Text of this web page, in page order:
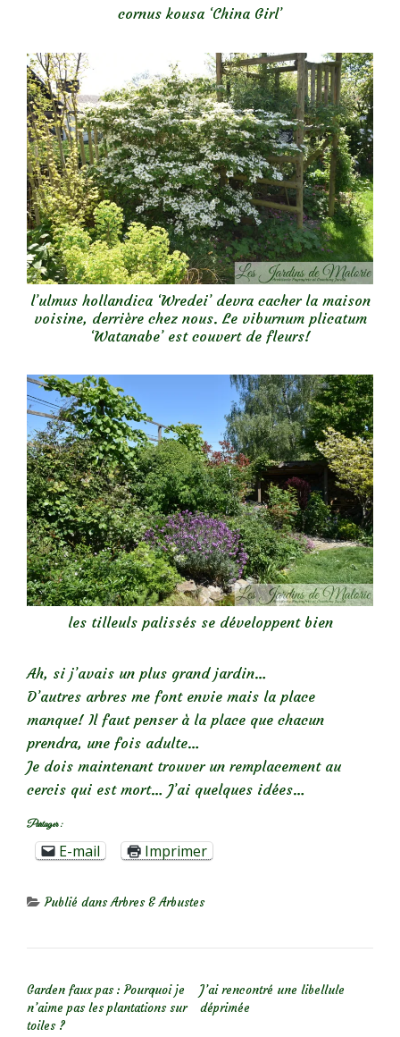
cornus kousa ‘China Girl’
l’ulmus hollandica ‘Wredei’ devra cacher la maison
voisine, derrière chez nous. Le viburnum plicatum
‘Watanabe’ est couvert de fleurs!
les tilleuls palissés se développent bien
Ah, si j’avais un plus grand jardin…
D’autres arbres me font envie mais la place
manque! Il faut penser à la place que chacun
prendra, une fois adulte…
Je dois maintenant trouver un remplacement au
cercis qui est mort… J’ai quelques idées…
Partager :
E-mail Imprimer
Publié dansArbres & Arbustes
Garden faux pas : Pourquoi je
n’aime pas les plantations sur
toiles ?
J’ai rencontré une libellule
déprimée